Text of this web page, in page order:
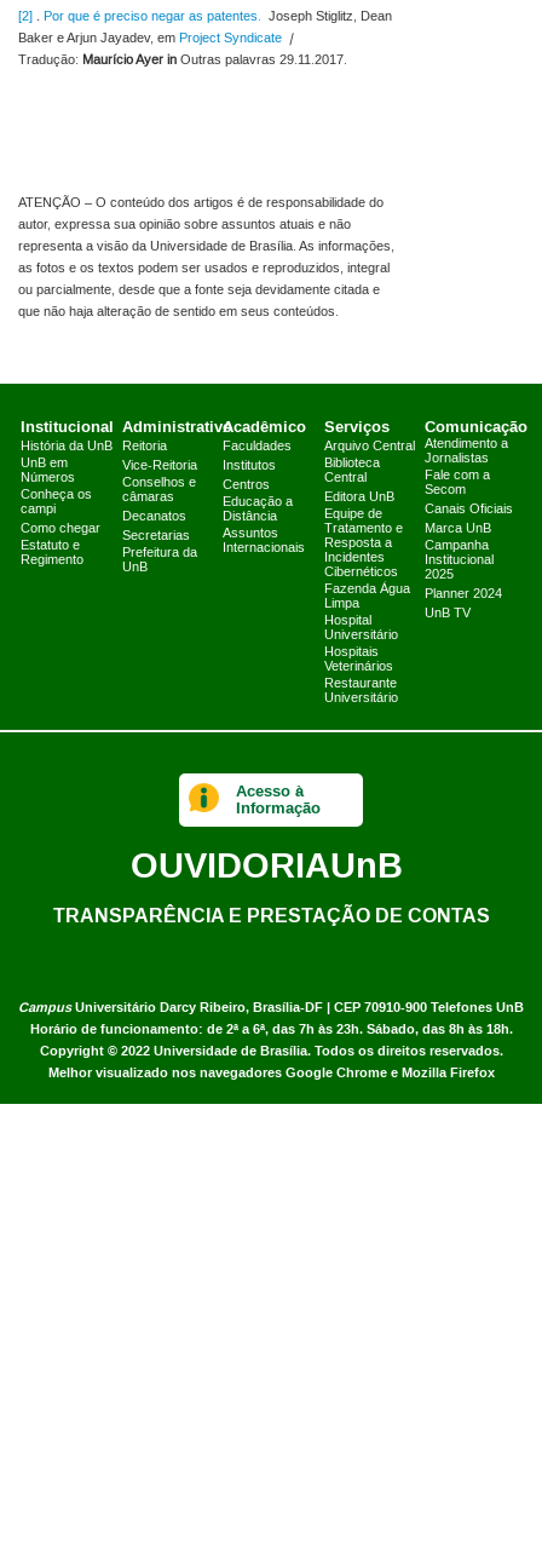
[2] . Por que é preciso negar as patentes. Joseph Stiglitz, Dean
Baker e Arjun Jayadev, em Project Syndicate |
Tradução: Maurício Ayer in Outras palavras 29.11.2017.
ATENÇÃO – O conteúdo dos artigos é de responsabilidade do
autor, expressa sua opinião sobre assuntos atuais e não
representa a visão da Universidade de Brasília. As informações,
as fotos e os textos podem ser usados e reproduzidos, integral
ou parcialmente, desde que a fonte seja devidamente citada e
que não haja alteração de sentido em seus conteúdos.
Institucional
História da UnB
UnB em
Números
Conheça os
campi
Como chegar
Estatuto e
Regimento
Administrativo
Reitoria
Vice-Reitoria
Conselhos e
câmaras
Decanatos
Secretarias
Prefeitura da
UnB
Acadêmico
Faculdades
Institutos
Centros
Educação a
Distância
Assuntos
Internacionais
Serviços
Arquivo Central
Biblioteca
Central
Editora UnB
Equipe de
Tratamento e
Resposta a
Incidentes
Cibernéticos
Fazenda Água
Limpa
Hospital
Universitário
Hospitais
Veterinários
Restaurante
Universitário
Comunicação
Atendimento a
Jornalistas
Fale com a
Secom
Canais Oficiais
Marca UnB
Campanha
Institucional
2025
Planner 2024
UnB TV
CampusUniversitário Darcy Ribeiro, Brasília-DF | CEP 70910-900 Telefones UnB
Horário de funcionamento: de 2ª a 6ª, das 7h às 23h. Sábado, das 8h às 18h.
Copyright © 2022 Universidade de Brasília. Todos os direitos reservados.
Melhor visualizado nos navegadores Google Chrome e Mozilla Firefox
Acesso à
Informação
OUVIDORIAUnB
TRANSPARÊNCIA E PRESTAÇÃO DE CONTAS